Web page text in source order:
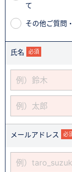
て
その他ご質問
氏名 必須
メールアドレス 必